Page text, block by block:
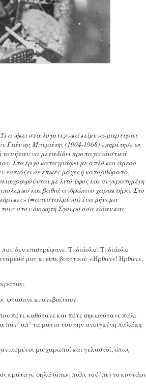
ανήκει στα λογοτεχνικά κείμενα-μαρτυρίες
Γιάννης Μπεράτης (1904-1968) υπηρέτησε ως
ήταν να μεταδίδει προπαγανδιστικά
Στο έργο καταγράφει με απλό και άμεσο
σε επικές μάχες ή κατορθώματα,
με λιτό ύφος και συγκρατημένη
και βαθιά ανθρώπινο χαρακτήρα. Στο
(=απεσταλμένοι) ένα μήνυμα
στον διοικητή Σγουρό όσα είδαν και
δεν επιστρέφανε. Τι διάολο! Τι διάολο
μας κι είπε βιαστικά: «Ήρθανε! Ήρθανε,
φτάσανε κι ανεβαίνουν.
πότε καθότανε και πότε σηκωνότανε πάλι
πάν’ απ’ τα μάτια του την ανοιγμένη παλάμη
μα χαρωποί και γελαστοί, όπως
κράταγε ψηλά (όπως πάλι τού ’πε) το κοντάρι